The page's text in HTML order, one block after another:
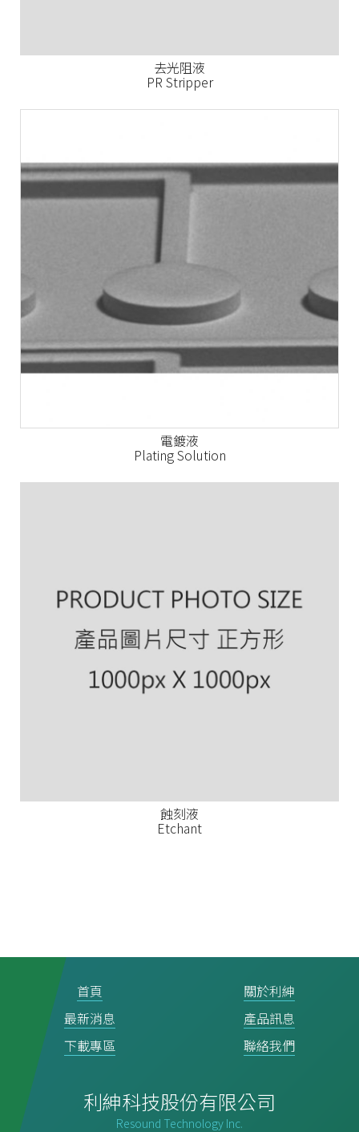
去光阻液
PR Stripper
電鍍液
Plating Solution
蝕刻液
Etchant
首頁
關於利紳
最新消息
產品訊息
下載專區
聯絡我們
利紳科技股份有限公司
Resound Technology Inc.